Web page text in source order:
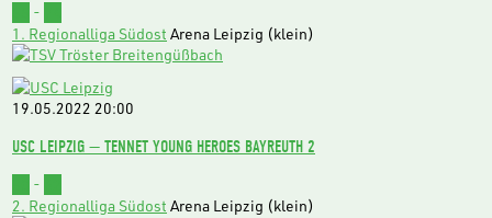
-
1. Regionalliga Südost Arena Leipzig (klein)
19.05.2022 20:00
USC LEIPZIG — TENNET YOUNG HEROES BAYREUTH 2
-
2. Regionalliga Südost Arena Leipzig (klein)